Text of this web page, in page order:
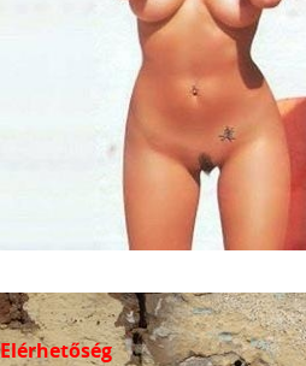
Elérhetőség